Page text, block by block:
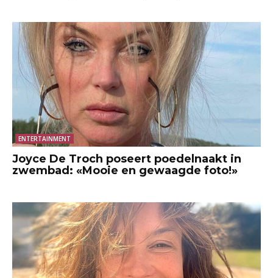
ENTERTAINMENT
Joyce De Troch poseert poedelnaakt in
zwembad: «Mooie en gewaagde foto!»